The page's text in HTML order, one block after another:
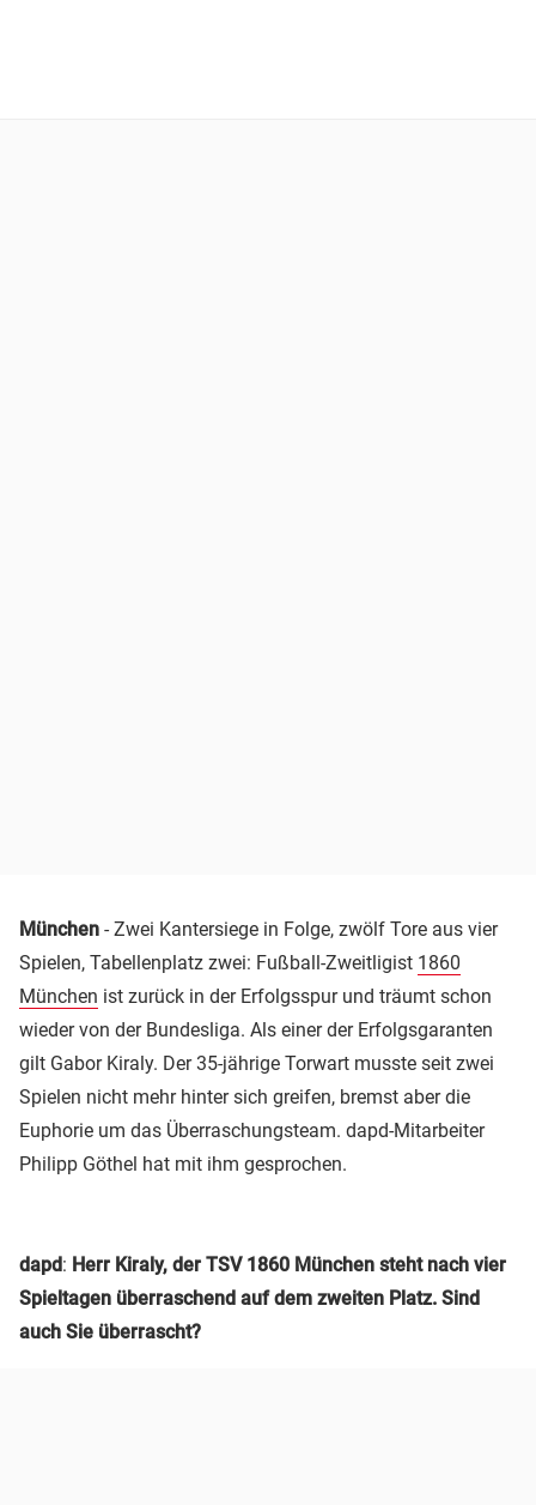
München - Zwei Kantersiege in Folge, zwölf Tore aus vier
Spielen, Tabellenplatz zwei: Fußball-Zweitligist 1860
München ist zurück in der Erfolgsspur und träumt schon
wieder von der Bundesliga. Als einer der Erfolgsgaranten
gilt Gabor Kiraly. Der 35-jährige Torwart musste seit zwei
Spielen nicht mehr hinter sich greifen, bremst aber die
Euphorie um das Überraschungsteam. dapd-Mitarbeiter
Philipp Göthel hat mit ihm gesprochen.
dapd: Herr Kiraly, der TSV 1860 München steht nach vier
Spieltagen überraschend auf dem zweiten Platz. Sind
auch Sie überrascht?